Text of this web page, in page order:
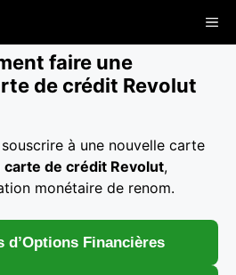
faire une
de crédit Revolut
à une nouvelle carte
carte de crédit Revolut,
monétaire de renom.
d’Options Financières